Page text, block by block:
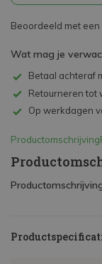
Beoordeeld met
Wat mag je
Betaal achteraf
Retourneren tot
Op werkdagen
Productomschrijving